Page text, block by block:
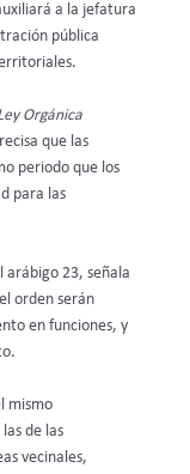
a la jefatura
pública
Orgánica
que las
periodo que los
para las
arábigo 23, señala
orden serán
en funciones, y
mismo
de las
vecinales,